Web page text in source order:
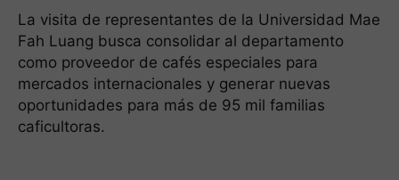
La visita de representantes de la Universidad Mae
Fah Luang busca consolidar al departamento
como proveedor de cafés especiales para
mercados internacionales y generar nuevas
oportunidades para más de 95 mil familias
caficultoras.